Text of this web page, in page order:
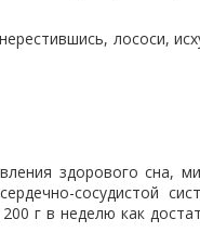
лососи,
здорового сна,
сосудистой
г в неделю как